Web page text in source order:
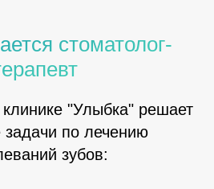
стоматолог-
"Улыбка" решает
задачи по лечению
зубов: